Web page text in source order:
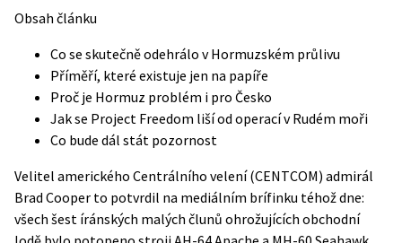
Obsah článku
Co se skutečně odehrálo v Hormuzském průlivu
Příměří, které existuje jen na papíře
Proč je Hormuz problém i pro Česko
Jak se Project Freedom liší od operací v Rudém moři
Co bude dál stát pozornost
Velitel amerického Centrálního velení (CENTCOM) admirál
Brad Cooper to potvrdil na mediálním brífinku téhož dne:
všech šest íránských malých člunů ohrožujících obchodní